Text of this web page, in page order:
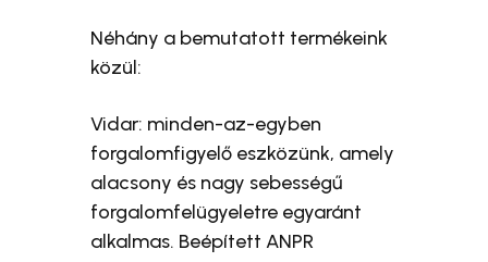
Néhány a bemutatott termékeink
közül:
Vidar: minden-az-egyben
forgalomfigyelő eszközünk, amely
alacsony és nagy sebességű
forgalomfelügyeletre egyaránt
alkalmas. Beépített ANPR